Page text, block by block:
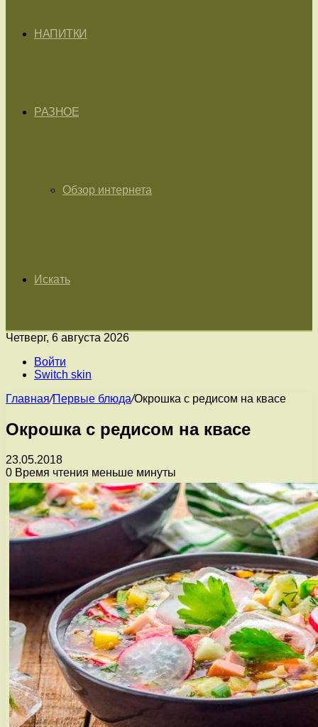
НАПИТКИ
РАЗНОЕ
Обзор интернета
Искать
Четверг, 6 августа 2026
Войти
Switch skin
Главная/Первые блюда/Окрошка с редисом на квасе
Окрошка с редисом на квасе
23.05.2018
0 Время чтения меньше минуты